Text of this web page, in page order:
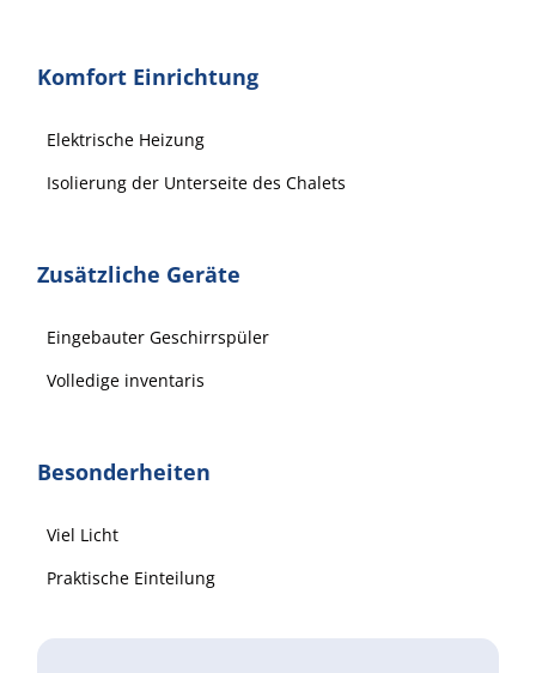
Komfort Einrichtung
Elektrische Heizung
Isolierung der Unterseite des Chalets
Zusätzliche Geräte
Eingebauter Geschirrspüler
Volledige inventaris
Besonderheiten
Viel Licht
Praktische Einteilung